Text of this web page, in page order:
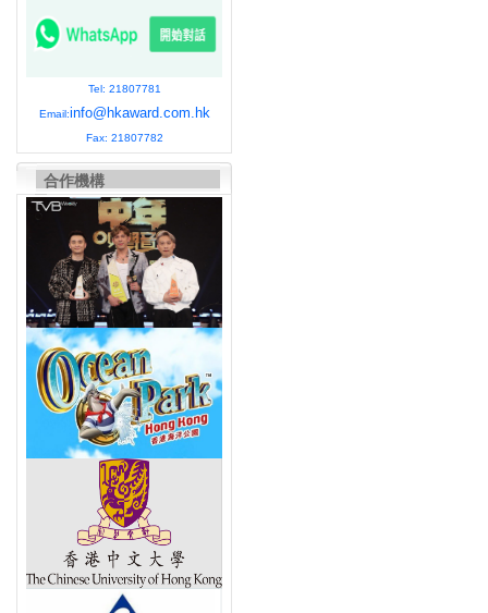
Tel: 21807781
Email:info@hkaward.com.hk
Fax: 21807782
合作機構